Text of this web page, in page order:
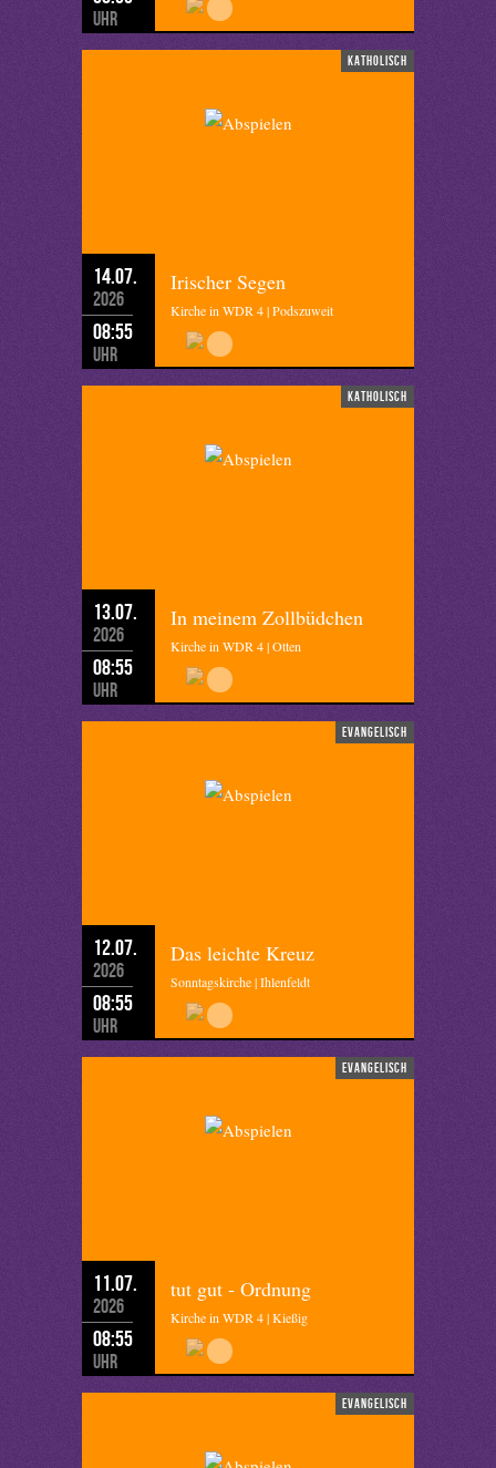
Uhr
katholisch
14.07.
2026
08:55
Uhr
Irischer Segen
Kirche in WDR 4 | Podszuweit
katholisch
13.07.
2026
08:55
Uhr
In meinem Zollbüdchen
Kirche in WDR 4 | Otten
evangelisch
12.07.
2026
08:55
Uhr
Das leichte Kreuz
Sonntagskirche | Ihlenfeldt
evangelisch
11.07.
2026
08:55
Uhr
tut gut - Ordnung
Kirche in WDR 4 | Kießig
evangelisch